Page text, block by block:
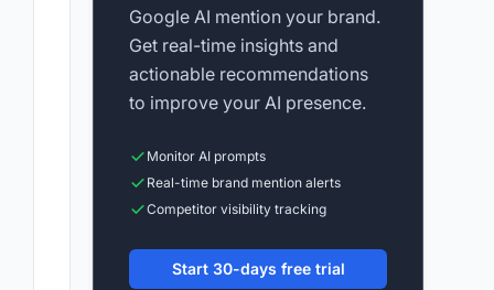
Google AI mention your brand.
Get real-time insights and
actionable recommendations
to improve your AI presence.
Monitor AI prompts
Real-time brand mention alerts
Competitor visibility tracking
Start 30-days free trial